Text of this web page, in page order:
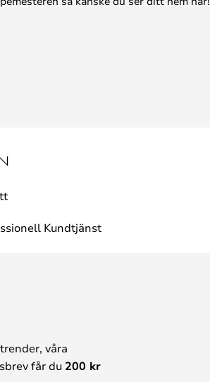
Kundtjänst
våra
får du 200 kr